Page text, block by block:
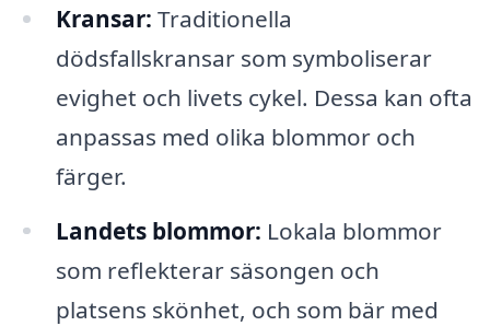
Kransar: Traditionella
dödsfallskransar som symboliserar
evighet och livets cykel. Dessa kan ofta
anpassas med olika blommor och
färger.
Landets blommor: Lokala blommor
som reflekterar säsongen och
platsens skönhet, och som bär med